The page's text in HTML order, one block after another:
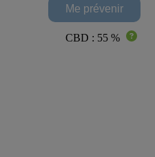
CBD : 55 %